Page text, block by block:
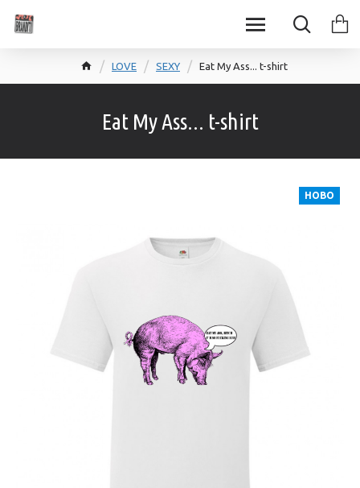
LOVE SEXY Eat My Ass... t-shirt
Eat My Ass... t-shirt
НОВО